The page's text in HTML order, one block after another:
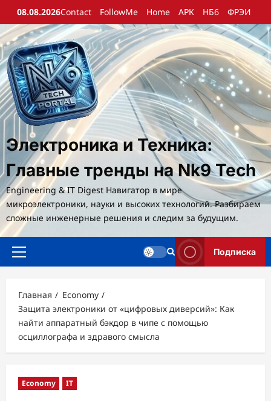
Перейти
содержимому
08.08.2026Contact FollowMe Home АРК НБ6 ФРЭИ
Электроника и Техника:
Главные тренды на Nk9 Tech
Engineering & IT Digest Навигатор в мире
микроэлектроники, науки и высоких технологий. Разбираем
сложные инженерные решения и следим за будущим.
Основное
Подписка
Главная
Economy
Защита электроники от «цифровых диверсий»: Как
найти аппаратный бэкдор в чипе с помощью
осциллографа и здравого смысла
Economy IT